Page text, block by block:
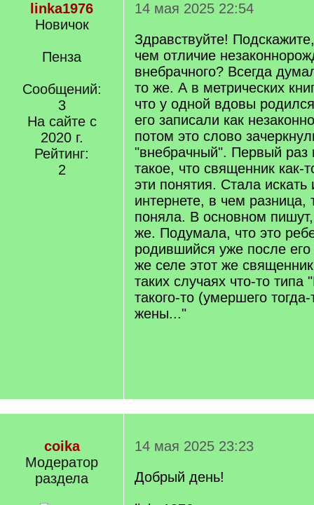
linka1976
Новичок
Пенза
Сообщений:
3
На сайте с
2020 г.
Рейтинг:
2
14 мая 2025 22:54
Здравствуйте!
чем отличие
внебрачного? Всегда
то же. А в метрических
что у одной вдовы
его записали как
потом это слово
"внебрачный". Первый раз
такое, что священник как-
эти понятия. Стала
интернете, в чем разница,
поняла. В основном
же. Подумала, что это
родившийся уже после
же селе этот же
таких случаях что-то типа
такого-то (умершего
жены..."
coika
Модератор
раздела
14 мая 2025 23:23
Добрый день!